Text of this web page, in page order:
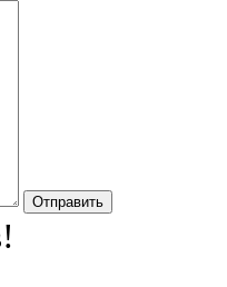
Отправить